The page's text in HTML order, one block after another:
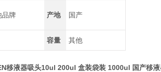
品牌 产地 国产
容量 其他
移液器吸头10ul 200ul 盒装袋装1000ul 国产移